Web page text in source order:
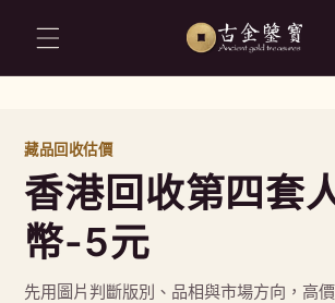
跳至內容
藏品回收估價
香港回收第四套
幣-5元
先用圖片判斷版別、品相與市場方向，高